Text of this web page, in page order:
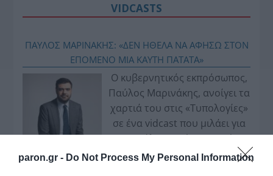
paron.gr - Do Not Process My Personal Information
VIDCASTS
ΠΑΥΛΟΣ ΜΑΡΙΝΑΚΗΣ: «ΔΕΝ ΗΘΕΛΑ ΝΑ ΑΦΗΣΩ ΣΤΟΝ
ΕΠΟΜΕΝΟ ΜΙΑ ΚΑΥΤΗ ΠΑΤΑΤΑ»
Ο κυβερνητικός εκπρόσωπος,
Παύλος Μαρινάκης, ανοίγει τα
χαρτιά του στις «Τυπολογίες»
σε ένα vidcast που μιλάει για
τις μεγάλες τομές στον χώρο
των Μέσων Μαζικής